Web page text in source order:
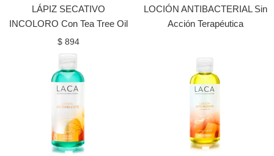
LÁPIZ SECATIVO
INCOLORO Con Tea Tree Oil
$ 894
LOCIÓN ANTIBACTERIAL Sin
Acción Terapéutica